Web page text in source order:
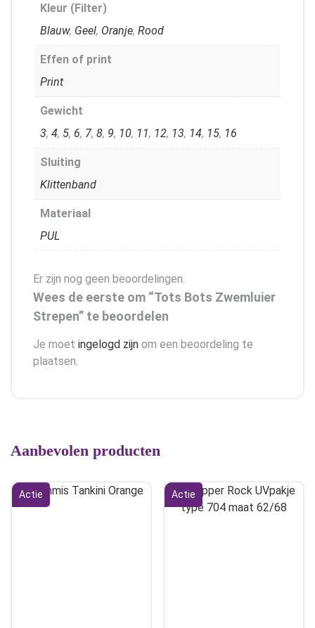
Kleur (Filter)
Blauw, Geel, Oranje, Rood
Effen of print
Print
Gewicht
3, 4, 5, 6, 7, 8, 9, 10, 11, 12, 13, 14, 15, 16
Sluiting
Klittenband
Materiaal
PUL
Er zijn nog geen beoordelingen.
Wees de eerste om “Tots Bots Zwemluier
Strepen” te beoordelen
Je moet ingelogd zijn om een beoordeling te
plaatsen.
Aanbevolen producten
Actie Actie